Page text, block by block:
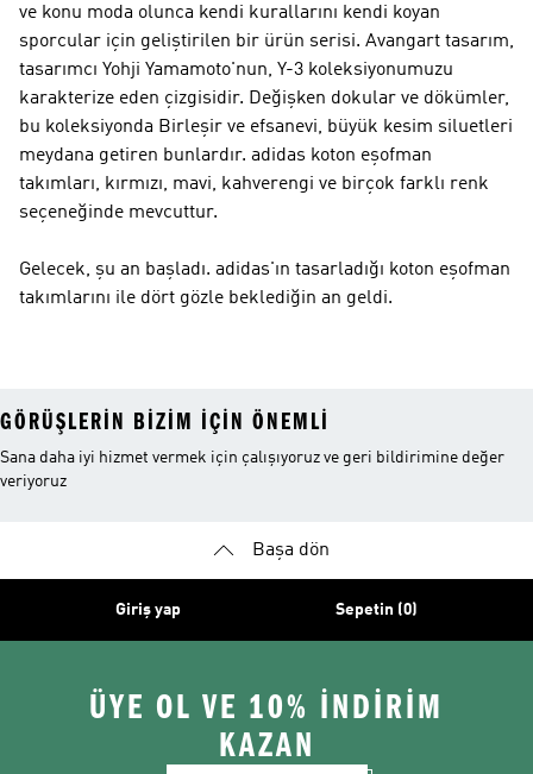
ve konu moda olunca kendi kurallarını kendi koyan
sporcular için geliştirilen bir ürün serisi. Avangart tasarım,
tasarımcı Yohji Yamamoto'nun, Y-3 koleksiyonumuzu
karakterize eden çizgisidir. Değişken dokular ve dökümler,
bu koleksiyonda Birleşir ve efsanevi, büyük kesim siluetleri
meydana getiren bunlardır. adidas koton eşofman
takımları, kırmızı, mavi, kahverengi ve birçok farklı renk
seçeneğinde mevcuttur.
Gelecek, şu an başladı. adidas'ın tasarladığı koton eşofman
takımlarını ile dört gözle beklediğin an geldi.
GÖRÜŞLERIN BIZIM IÇIN ÖNEMLI
Sana daha iyi hizmet vermek için çalışıyoruz ve geri bildirimine değer
veriyoruz
Başa dön
Giriş yap Sepetin (0)
ÜYE OL VE 10% İNDİRİM
KAZAN